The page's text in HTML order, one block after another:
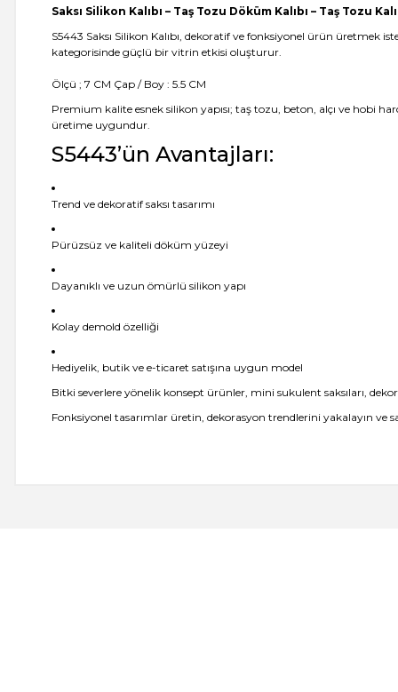
Saksı Silikon Kalıbı – Taş Tozu Döküm Kalıbı – Taş Tozu
S5443 Saksı Silikon Kalıbı, dekoratif ve fonksiyonel ürün üretmek
kategorisinde güçlü bir vitrin etkisi oluşturur.
Ölçü ; 7 CM Çap / Boy : 5.5 CM
Premium kalite esnek silikon yapısı; taş tozu, beton, alçı ve hobi
üretime uygundur.
S5443’ün Avantajları:
Trend ve dekoratif saksı tasarımı
Pürüzsüz ve kaliteli döküm yüzeyi
Dayanıklı ve uzun ömürlü silikon yapı
Kolay demold özelliği
Hediyelik, butik ve e-ticaret satışına uygun model
Bitki severlere yönelik konsept ürünler, mini sukulent saksıları,
Fonksiyonel tasarımlar üretin, dekorasyon trendlerini yakalayın ve